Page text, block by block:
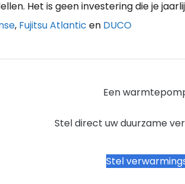
Het is geen investering die je
, Fujitsu Atlantic en DUCO
Een
Stel direct uw duurzame
Stel